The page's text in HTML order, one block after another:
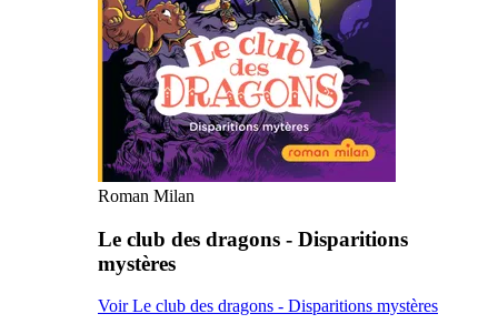
Roman Milan
Le club des dragons - Disparitions
mystères
Voir Le club des dragons - Disparitions mystères